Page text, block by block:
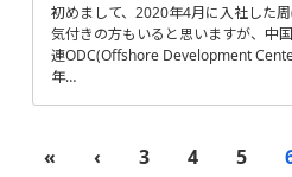
初めまして、2020年4月に入社した
気付きの方もいると思いますが、中
連ODC(Offshore Development
年…
« ‹ 3 4 5